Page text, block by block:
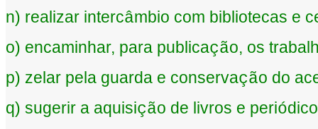
n) realizar intercâmbio com bibliotecas e
o) encaminhar, para publicação, os
p) zelar pela guarda e conservação do
q) sugerir a aquisição de livros e perió